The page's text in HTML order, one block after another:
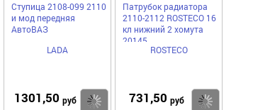
Ступица 2108-099 2110
и мод передняя
АвтоВАЗ
LADA
1301,50 руб Купить
Патрубок радиатора
2110-2112 ROSTECO 16
кл нижний 2 хомута
20145
ROSTECO
731,50 руб